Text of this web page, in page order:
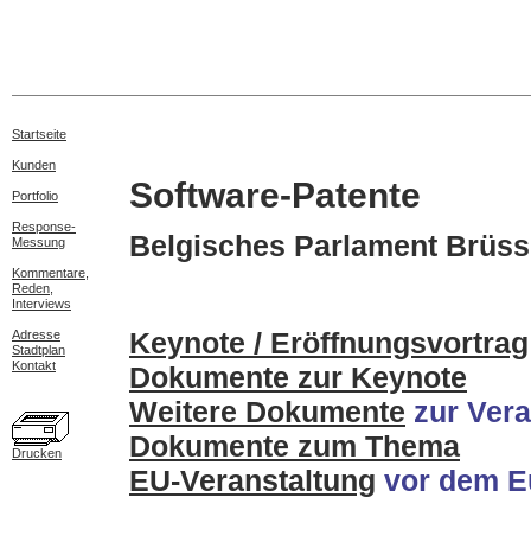
Startseite
Kunden
Portfolio
Response-
Messung
Kommentare,
Reden,
Interviews
Adresse
Stadtplan
Kontakt
Drucken
Software-Patente
Belgisches Parlament
Keynote / Eröffnungsvortrag
Dokumente zur Keynote
Weitere Dokumente zur
Dokumente zum Thema
EU-Veranstaltung vor dem